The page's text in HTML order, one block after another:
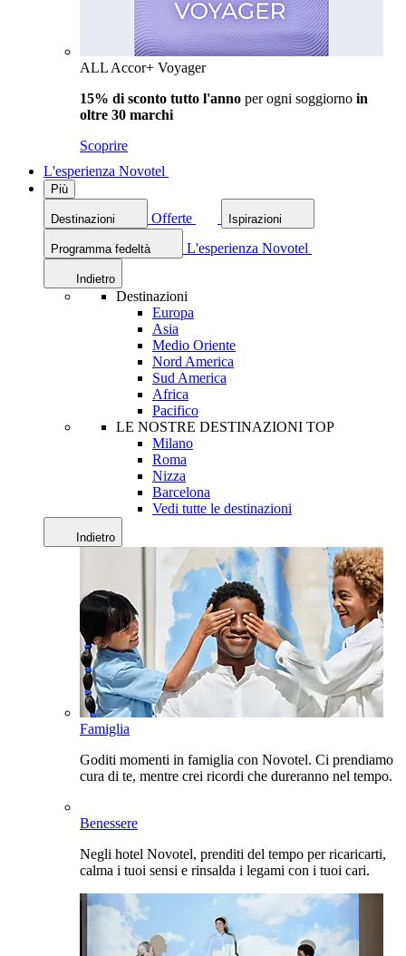
ALL Accor+ Voyager
15% di sconto tutto l'anno per ogni soggiorno in
oltre 30 marchi
Scoprire
L'esperienza Novotel
Più
Destinazioni Offerte Ispirazioni
Programma fedeltà L'esperienza Novotel
Indietro
Destinazioni
Europa
Asia
Medio Oriente
Nord America
Sud America
Africa
Pacifico
LE NOSTRE DESTINAZIONI TOP
Milano
Roma
Nizza
Barcelona
Vedi tutte le destinazioni
Indietro
Famiglia
Goditi momenti in famiglia con Novotel. Ci prendiamo
cura di te, mentre crei ricordi che dureranno nel tempo.
Benessere
Negli hotel Novotel, prenditi del tempo per ricaricarti,
calma i tuoi sensi e rinsalda i legami con i tuoi cari.